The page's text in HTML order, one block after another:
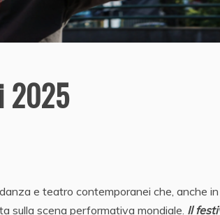
2025
e teatro contemporanei che, anche in
sulla scena performativa mondiale. Il